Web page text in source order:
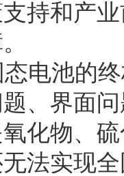
持和产
态电池的
、界面
化物、
法实现